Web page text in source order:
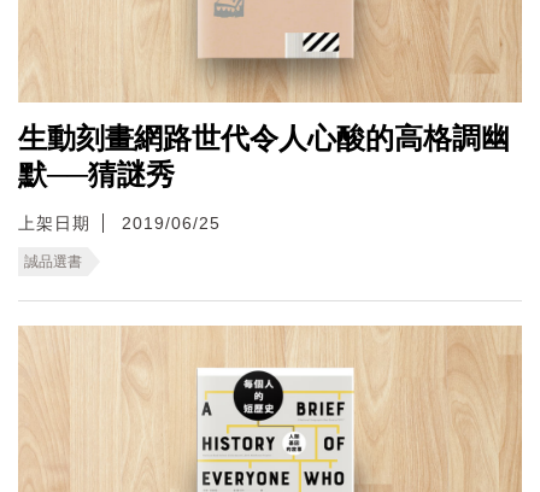
生動刻畫網路世代令人心酸的高格調幽
默──猜謎秀
上架日期 2019/06/25
誠品選書